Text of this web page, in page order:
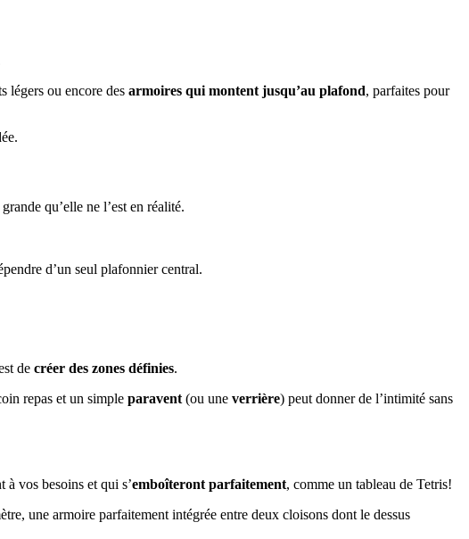
légers ou encore des armoires qui montent jusqu’au plafond, parfaites pour
qu’elle ne l’est en réalité.
d’un seul plafonnier central.
de créer des zones définies.
repas et un simple paravent (ou une verrière) peut donner de l’intimité sans
vos besoins et qui s’emboîteront parfaitement, comme un tableau de Tetris!
une armoire parfaitement intégrée entre deux cloisons dont le dessus